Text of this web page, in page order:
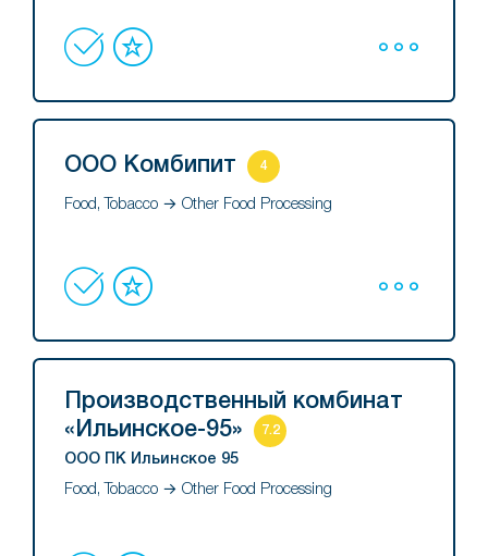
ООО Комбипит 4
Food, Tobacco → Other Food Processing
Производственный комбинат
«Ильинское-95»
7.2
ООО ПК Ильинское 95
Food, Tobacco → Other Food Processing